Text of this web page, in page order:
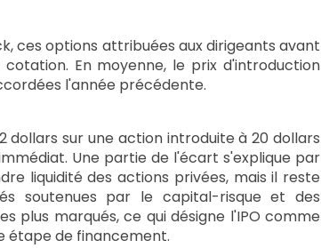
ces options attribuées aux dirigeants avant
En moyenne, le prix d'introduction
l'année précédente.
sur une action introduite à 20 dollars
Une partie de l'écart s'explique par
liquidité des actions privées, mais il reste
soutenues par le capital-risque et des
plus marqués, ce qui désigne l'IPO comme
étape de financement.